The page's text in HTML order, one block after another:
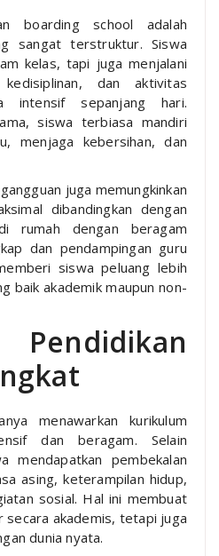
boarding school adalah
sangat terstruktur. Siswa
kelas, tapi juga menjalani
dan aktivitas
intensif sepanjang hari.
siswa terbiasa mandiri
menjaga kebersihan, dan
juga memungkinkan
dibandingkan dengan
rumah dengan beragam
dan pendampingan guru
siswa peluang lebih
baik akademik maupun non-
menawarkan kurikulum
dan beragam. Selain
mendapatkan pembekalan
asing, keterampilan hidup,
sosial. Hal ini membuat
secara akademis, tetapi juga
dunia nyata.